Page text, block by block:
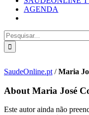
AGENDA
Pesquisar
SaudeOnline.pt /Maria
About Maria José
Este autor ainda não